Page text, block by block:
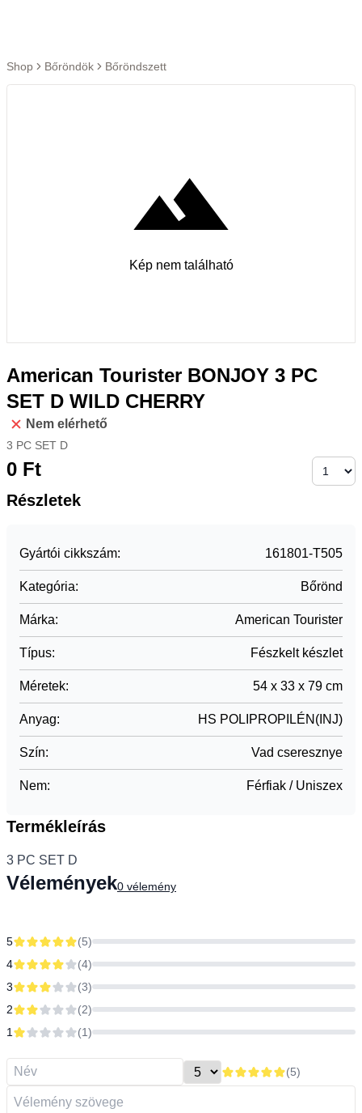
Ugrás a tartalomra
Shop Bőröndök Bőröndszett
Kép nem található
American Tourister BONJOY 3 PC
SET D WILD CHERRY
Nem elérhető
3 PC SET D
0 Ft
Részletek
Gyártói cikkszám: 161801-T505
Kategória: Bőrönd
Márka: American Tourister
Típus: Fészkelt készlet
Méretek: 54 x 33 x 79 cm
Anyag: HS POLIPROPILÉN(INJ)
Szín: Vad cseresznye
Nem: Férfiak / Uniszex
Termékleírás
3 PC SET D
Vélemények0 vélemény
5 (5)
4
(4)
3
(3)
2
(2)
1
(1)
(5)